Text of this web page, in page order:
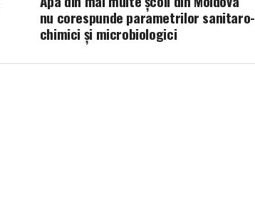
nu corespunde parametrilor sanitaro-
chimici și microbiologici